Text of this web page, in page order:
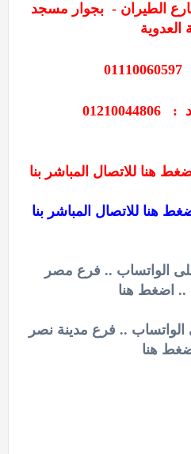
الطيران - بجوار مسجد
العدوية
هنا للاتصال المباشر بنا
الواتساب .. فرع مصر
الواتساب .. فرع مدينة نصر